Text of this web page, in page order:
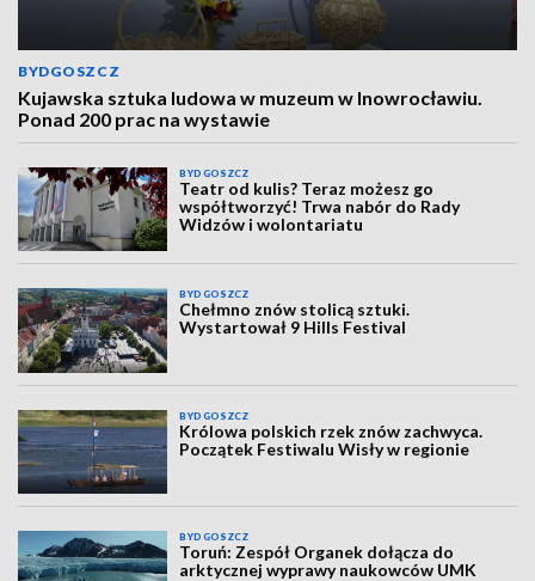
BYDGOSZCZ
Kujawska sztuka ludowa w muzeum w Inowrocławiu.
Ponad 200 prac na wystawie
BYDGOSZCZ
Teatr od kulis? Teraz możesz go
współtworzyć! Trwa nabór do Rady
Widzów i wolontariatu
BYDGOSZCZ
Chełmno znów stolicą sztuki.
Wystartował 9 Hills Festival
BYDGOSZCZ
Królowa polskich rzek znów zachwyca.
Początek Festiwalu Wisły w regionie
BYDGOSZCZ
Toruń: Zespół Organek dołącza do
arktycznej wyprawy naukowców UMK